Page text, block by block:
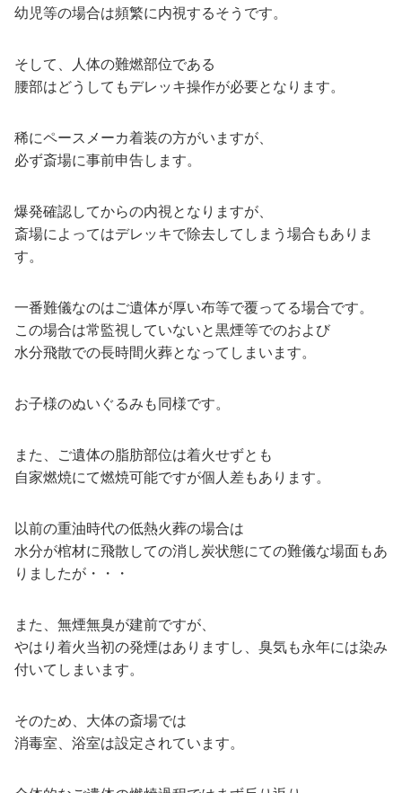
幼児等の場合は頻繁に内視するそうです。
そして、人体の難燃部位である
腰部はどうしてもデレッキ操作が必要となります。
稀にペースメーカ着装の方がいますが、
必ず斎場に事前申告します。
爆発確認してからの内視となりますが、
斎場によってはデレッキで除去してしまう場合もありま
す。
一番難儀なのはご遺体が厚い布等で覆ってる場合です。
この場合は常監視していないと黒煙等でのおよび
水分飛散での長時間火葬となってしまいます。
お子様のぬいぐるみも同様です。
また、ご遺体の脂肪部位は着火せずとも
自家燃焼にて燃焼可能ですが個人差もあります。
以前の重油時代の低熱火葬の場合は
水分が棺材に飛散しての消し炭状態にての難儀な場面もあ
りましたが・・・
また、無煙無臭が建前ですが、
やはり着火当初の発煙はありますし、臭気も永年には染み
付いてしまいます。
そのため、大体の斎場では
消毒室、浴室は設定されています。